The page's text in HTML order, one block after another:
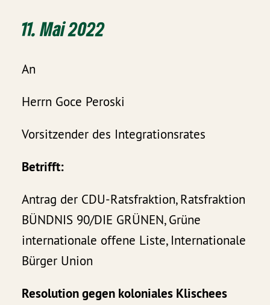
11. Mai 2022
An
Herrn Goce Peroski
Vorsitzender des Integrationsrates
Betrifft:
Antrag der CDU-Ratsfraktion, Ratsfraktion
BÜNDNIS 90/DIE GRÜNEN, Grüne
internationale offene Liste, Internationale
Bürger Union
Resolution gegen koloniales Klischees